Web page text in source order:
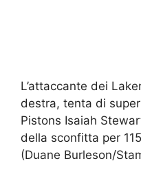
L’attaccante dei
destra, tenta di
Pistons Isaiah
della sconfitta per
(Duane Burleson/